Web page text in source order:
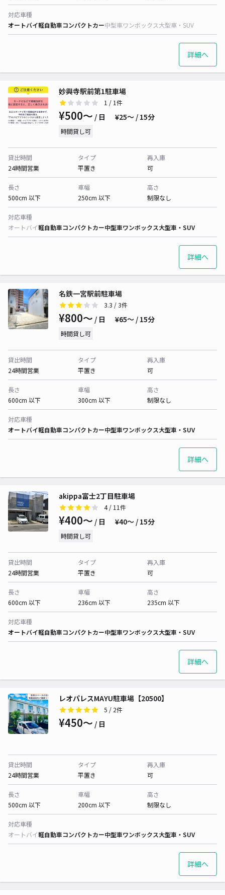
対応車種
オートバイ軽自動車コンパクトカー中型車ワンボックス大型車・SUV
詳細へ
妙興寺駅前第1駐車場
1 / 1件
¥500〜 / 日 ¥25〜 / 15分
時間貸し可
貸出時間
24時間営業
タイプ
平置き
再入庫
可
長さ
500cm 以下
車幅
250cm 以下
高さ
制限なし
対応車種
オートバイ軽自動車コンパクトカー中型車ワンボックス大型車・SUV
詳細へ
名鉄一宮駅前駐車場
3.3 / 3件
¥800〜 / 日 ¥65〜 / 15分
時間貸し可
貸出時間
24時間営業
タイプ
平置き
再入庫
可
長さ
600cm 以下
車幅
300cm 以下
高さ
制限なし
対応車種
オートバイ軽自動車コンパクトカー中型車ワンボックス大型車・SUV
詳細へ
akippa富士2丁目駐車場
4/ 11件
¥400〜 / 日 ¥40〜 / 15分
時間貸し可
貸出時間
24時間営業
タイプ
平置き
再入庫
可
長さ
600cm 以下
車幅
236cm 以下
高さ
235cm 以下
対応車種
オートバイ軽自動車コンパクトカー中型車ワンボックス大型車・SUV
詳細へ
レオパレスMAYU駐車場【20500】
5 / 2件
¥450〜 / 日
貸出時間
24時間営業
タイプ
平置き
再入庫
可
長さ
500cm 以下
車幅
200cm 以下
高さ
制限なし
対応車種
オートバイ軽自動車コンパクトカー中型車ワンボックス大型車・SUV
詳細へ